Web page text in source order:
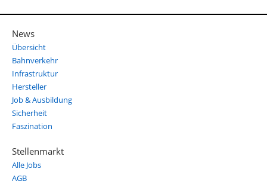
News
Übersicht
Bahnverkehr
Infrastruktur
Hersteller
Job & Ausbildung
Sicherheit
Faszination
Stellenmarkt
Alle Jobs
AGB